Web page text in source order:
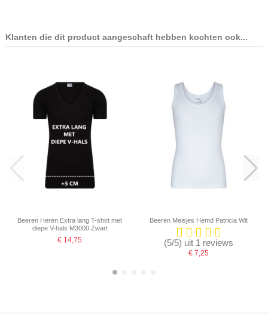
Klanten die dit product aangeschaft hebben kochten ook...
Beeren Heren Extra lang T-shirt met
diepe V-hals M3000 Zwart
€ 14,75
Beeren Meisjes Hemd Patricia Wit
(5/5) uit 1 reviews
€ 7,25